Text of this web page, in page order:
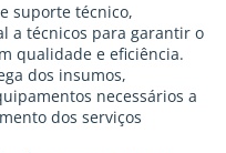
suporte técnico,
a técnicos para garantir o
qualidade e eficiência.
dos insumos,
necessários a
dos serviços